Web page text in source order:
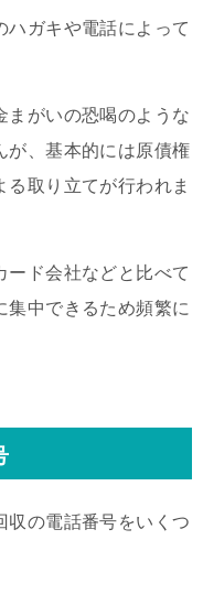
ハガキや電話によって
まがいの恐喝のような
が、基本的には原債権
取り立てが行われま
ード会社などと比べて
集中できるため頻繁に
収の電話番号をいくつ